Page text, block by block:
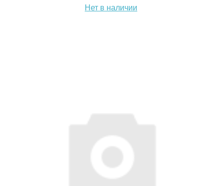
Нет в наличии